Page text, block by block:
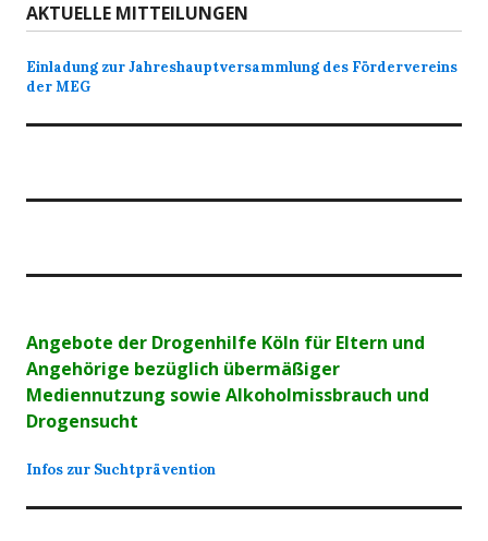
AKTUELLE MITTEILUNGEN
Einladung zur Jahreshauptversammlung des Fördervereins
der MEG
Angebote der Drogenhilfe Köln für Eltern und
Angehörige bezüglich übermäßiger
Mediennutzung sowie Alkoholmissbrauch und
Drogensucht
Infos zur Suchtprävention